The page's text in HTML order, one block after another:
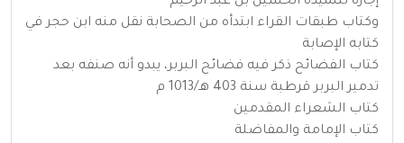
وكتاب طبقات القراء ابتدأه من الصحابة نقل منه ابن حجر في
كتابه الإصابة
كتاب الفضائح ذكر فيه فضائح البربر، يبدو أنه صنفه بعد
تدمير البربر قرطبة سنة 403 هـ/1013 م
كتاب الشعراء المقدمين
كتاب الإمامة والمفاضلة